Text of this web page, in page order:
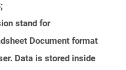
stand for
Document format
Data is stored inside